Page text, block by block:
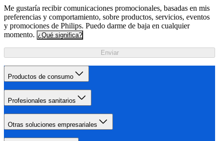
Me gustaría recibir comunicaciones promocionales, basadas en mis
preferencias y comportamiento, sobre productos, servicios, eventos
y promociones de Philips. Puedo darme de baja en cualquier
momento. ¿Qué significa?
Enviar
Productos de consumo
Profesionales sanitarios
Otras soluciones empresariales